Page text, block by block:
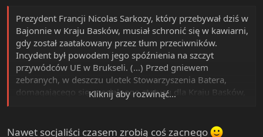
Utrzymanie BGŻ Areny - obiektu o kubaturze 255
tys. m sześć., z drewnianym torem z sosny
syberyjskiej wymagającym utrzymywania
wewnątrz określonej temperatury i wilgotności -
kosztuje zimą nawet 120 tys. zł miesięcznie.PZKol na
to nie stać.
Sytuację związku pogarsza fakt, że w tym roku z
Prezydent Francji Nicolas Sarkozy, który przebywał dziś w
Bajonnie w Kraju Basków, musiał schronić się w kawiarni,
gdy został zaatakowany przez tłum przeciwników.
Incydent był powodem jego spóźnienia na szczyt
przywódców UE w Brukseli. (...) Przed gniewem
zebranych, w deszczu ulotek Stowarzyszenia Batera,
domagającego się specjalnego statusu dla Kraju Basków,
Kliknij aby rozwinąć...
Nawet socjaliści czasem zrobią coś zacnego